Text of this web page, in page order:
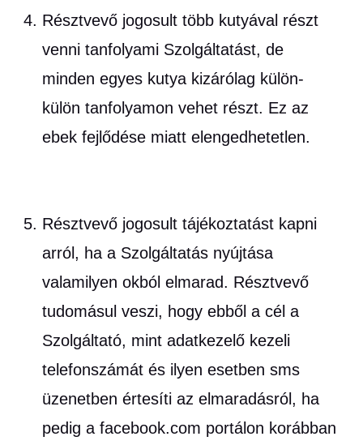
Résztvevő jogosult több kutyával részt
venni tanfolyami Szolgáltatást, de
minden egyes kutya kizárólag külön-
külön tanfolyamon vehet részt. Ez az
ebek fejlődése miatt elengedhetetlen.
Résztvevő jogosult tájékoztatást kapni
arról, ha a Szolgáltatás nyújtása
valamilyen okból elmarad. Résztvevő
tudomásul veszi, hogy ebből a cél a
Szolgáltató, mint adatkezelő kezeli
telefonszámát és ilyen esetben sms
üzenetben értesíti az elmaradásról, ha
pedig a facebook.com portálon korábban